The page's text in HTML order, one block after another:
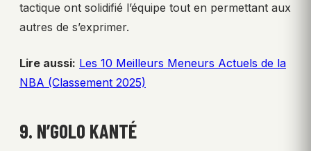
tactique ont solidifié l’équipe tout en permettant aux
autres de s’exprimer.
Lire aussi: Les 10 Meilleurs Meneurs Actuels de la
NBA (Classement 2025)
9. N’GOLO KANTÉ